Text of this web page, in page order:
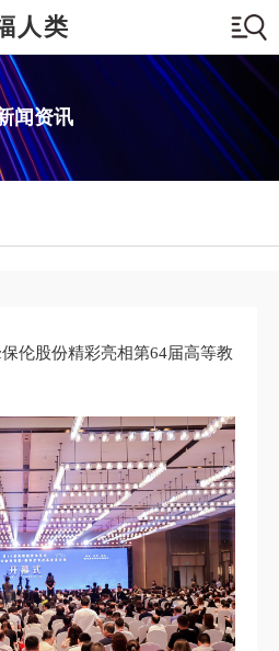
人类
闻资讯
伦股份精彩亮相第64届高等教